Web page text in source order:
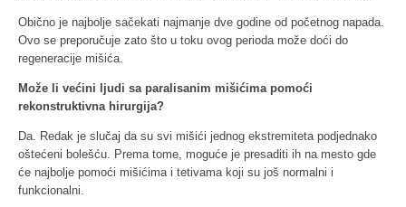
Obično je najbolje sačekati najmanje dve godine od početnog napada.
Ovo se preporučuje zato što u toku ovog perioda može doći do
regeneracije mišića.
Može li većini ljudi sa paralisanim mišićima pomoći
rekonstruktivna hirurgija?
Da. Redak je slučaj da su svi mišići jednog ekstremiteta podjednako
oštećeni bolešću. Prema tome, moguće je presaditi ih na mesto gde
će najbolje pomoći mišićima i tetivama koji su još normalni i
funkcionalni.